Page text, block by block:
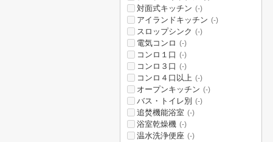
対面式キッチン (-)
アイランドキッチン (-)
スロップシンク (-)
電気コンロ (-)
コンロ１口 (-)
コンロ３口 (-)
コンロ４口以上 (-)
オープンキッチン (-)
バス・トイレ別 (-)
追焚機能浴室 (-)
浴室乾燥機 (-)
温水洗浄便座 (-)